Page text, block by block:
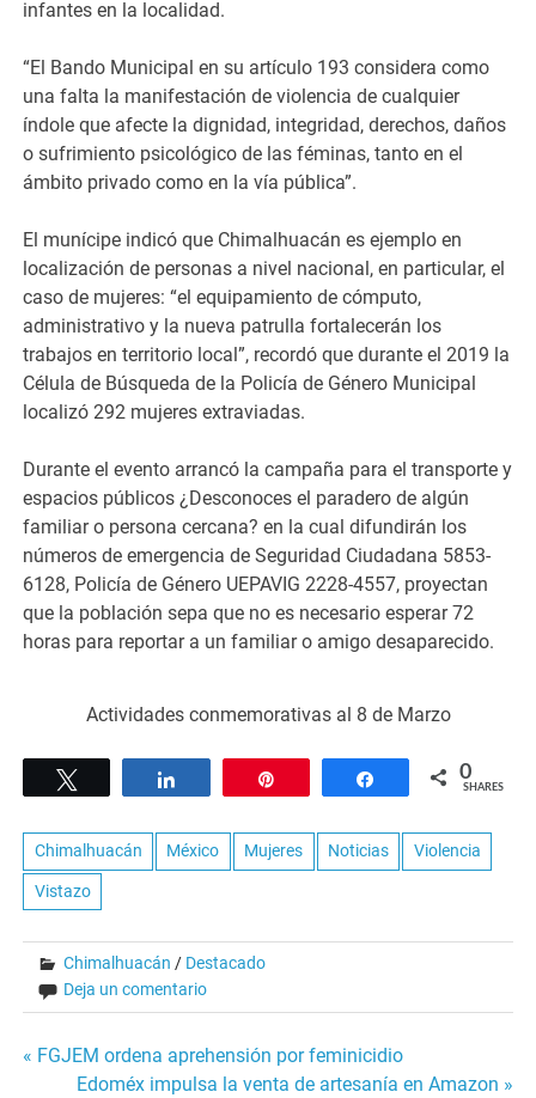
infantes en la localidad.
“El Bando​ Municipal​ en su artículo 193 considera como
una falta la manifestación de​ violencia​ de cualquier
índole que afecte la dignidad, integridad, derechos, daños
o sufrimiento psicológico de​ las​ féminas, tanto en el
ámbito privado como en la vía pública”.
​El munícipe indicó que Chimalhuacán es ejemplo en
localización de personas a nivel nacional, en particular, el
caso de mujeres: “el equipamiento de cómputo,
administrativo y la nueva patrulla fortalecerán los
trabajos en territorio local”, recordó que durante el 2019 la
Célula de Búsqueda de la Policía de Género Municipal
localizó 292 mujeres extraviadas.
Durante el evento arrancó la campaña para el transporte y
espacios públicos ¿Desconoces el paradero de algún
familiar o persona cercana? en la cual difundirán los
números de emergencia de Seguridad Ciudadana 5853-
6128, Policía de Género UEPAVIG 2228-4557, proyectan
que la población sepa que no es necesario esperar 72
horas para reportar a un familiar o amigo desaparecido.​
Actividades conmemorativas al 8 de Marzo
Share 0
SHARES
Chimalhuacán México Mujeres Noticias Violencia
Vistazo
Chimalhuacán / Destacado
Deja un comentario
Navegación
« FGJEM ordena aprehensión por feminicidio
Edoméx impulsa la venta de artesanía en Amazon »